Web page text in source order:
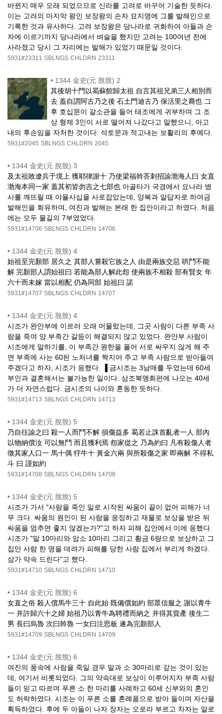
바뀐지 매우 오래 되었으므로 신라를 고려로 바꾸어 기술한 듯하다.
이는 고려의 마지막 왕인 보장왕의 손자 묘지명에 그를 발해인으로
기록한 것과 유사하다. 고려 보장왕은 당나라로 귀화하여 아들과 손
자에 이르기까지 당나라에서 벼슬을 했지만 고려는 100여년 전에
사라졌고 당시 그 자리에는 발해가 있었기 때문일 것이다.
5931#23311 SBLNGS CHLDRN 23311
• 1344 金史(元 脫脫) 2
其後胡十門以曷蘇館歸太祖 自言其祖兄弟三人相別而
去 蓋自謂阿古乃之後 石土門迪古乃 保活里之裔也 그
후 호십문이 갈소관을 들어 태조에게 귀부하며 그 조
상 형제 3인이 서로 떨어져 나갔다고 말했으니, 아고
내의 후손임을 자처한 것이다. 석토문과 적고내는 보활리의 후예다.
5931#2045 SBLNGS CHLDRN 2045
• 1344 金史(元 脫脫) 3
及太祖敗遼兵于境上 獲耶律謝十 乃使梁福斡荅刺招諭渤海人曰 女直
渤海本同一家 蓋其初皆勿吉之七部也 아골타가 국경에서 요나라 병
사를 깨뜨릴 때 야율사십을 사로잡았는데, 양복과 알답자로 하여금
발해인을 회유하며, 여진과 발해는 본래 한 집안이라고 하였다. 처음
에는 모두 물길의 7부였었다.
5931#14706 SBLNGS CHLDRN 14706
• 1344 金史(元 脫脫) 4
始祖至完顏部 居久之 其部人嘗殺它族之人 由是兩族交惡 哄鬥不能
解 完顏部人謂始祖曰 若能為部人解此怨 使兩族不相殺 部有賢女 年
六十而未嫁 當以相配 仍為同部 始祖曰 諾
5931#14707 SBLNGS CHLDRN 14707
• 1344 金史(元 脫脫) 4
시조가 완안부에 이르러 오래 머물렀는데, 그곳 사람이 다른 부족 사
람을 죽여 양 부족간 갈등이 해결되지 않고 있었다. 완안부 사람이
시조에게 말하기를, 이 부족간 원한을 풀어 서로 싸우지 않게 해 주
면 부족에 사는 60된 노처녀를 짝지어 주고 부족 사람으로 받아들여
주겠다고 하자, 시조가 응했다. ▐ 금시조는 3남매를 두었는데 60세
부인과 결혼해서는 불가능한 일이다. 삼조북맹회편에 나오는 40세
가 더 자연스럽다. 금시조의 나이와 혼동한 듯하다.
5931#14713 SBLNGS CHLDRN 14713
• 1344 金史(元 脫脫) 5
乃自往諭之曰 殺一人而鬥不解 損傷益多 曷若止誅首亂者一人 部內
以物納償汝 可以無鬥 而且獲利焉 怨家從之 乃為約曰 凡有殺傷人者
徵其家人口一 馬十偶 牸牛十 黃金六兩 與所殺傷之家 即兩解 不得私
斗 曰 謹如約
5931#14708 SBLNGS CHLDRN 14708
• 1344 金史(元 脫脫) 5
시조가 가서 "사람을 죽인 일로 시작된 싸움이 끝이 없어 피해가 너
무 크다. 싸움의 원인이 된 사람을 응징하고 재물로 보상을 받은 뒤
싸움을 멈추면 좋지 않겠는가?"고 하자 피해 집안에서 이에 응했다.
시조가 "말 10마리와 암소 10마리 그리고 황금 6량으로 보상하고 그
집안 사람 한 명을 데려가 피해를 당한 사람 집에서 부리게 하겠다.
삼가 약속 드린다"고 했다.
5931#14710 SBLNGS CHLDRN 14710
• 1344 金史(元 脫脫) 6
女直之俗 殺人償馬牛三十 自此始 既備償如約 部眾信服之 謝以青牛
一 并許歸六十之婦 始祖乃以青牛為聘禮而納之 并得其貲產 後生二
男 長曰烏魯 次曰斡魯 一女曰注思板 遂為完顏部人
5931#14709 SBLNGS CHLDRN 14709
• 1344 金史(元 脫脫) 6
여진의 풍속에 사람을 죽일 경우 말과 소 30마리로 갚는 것이 있는
데, 여기서 비롯되었다. 그의 약속대로 보상이 이루어지자 부족 사람
들이 믿고 따르며 푸른 소 한 마리를 사례하고 60세 신부와의 혼인
도 허락하였다. 시조는 이 푸른 소를 혼례품으로 받아 들이며 자산을
획득하였다. 후에 두 아들이 나자 장자는 오로라 부르고 차자는 알로